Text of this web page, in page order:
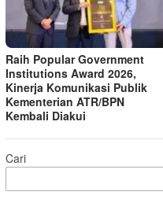
Raih Popular Government
Institutions Award 2026,
Kinerja Komunikasi Publik
Kementerian ATR/BPN
Kembali Diakui
Cari